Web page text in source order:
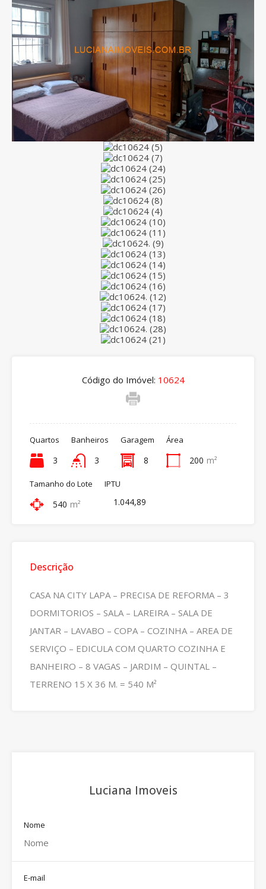
Código do Imóvel: 10624
Quartos
3
Banheiros
3
Garagem
8
Área
200 m²
Tamanho do Lote
540 m²
IPTU
1.044,89
Descrição
CASA NA CITY LAPA – PRECISA DE REFORMA – 3
DORMITORIOS – SALA – LAREIRA – SALA DE
JANTAR – LAVABO – COPA – COZINHA – AREA DE
SERVIÇO – EDICULA COM QUARTO COZINHA E
BANHEIRO – 8 VAGAS – JARDIM – QUINTAL –
TERRENO 15 X 36 M. = 540 M²
Luciana Imoveis
Nome
E-mail